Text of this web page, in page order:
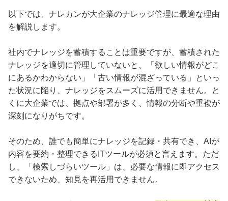
以下では、ナレカンが大企業のナレッジ管理に最適な理由
を解説します。
社内でナレッジを蓄積することは重要ですが、蓄積された
ナレッジを適切に管理していないと、「欲しい情報がどこ
にあるかわからない」「古い情報が混ざっている」といっ
た状況に陥り、ナレッジをスムーズに活用できません。と
くに大企業では、拠点や部署が多く、情報の分断や重複が
深刻になりがちです。
そのため、誰でも簡単にナレッジを記録・共有でき、AIが
内容を要約・整理できるITツールが必須と言えます。ただ
し、「検索しづらいツール」は、必要な情報に即アクセス
できないため、知見を再活用できません。